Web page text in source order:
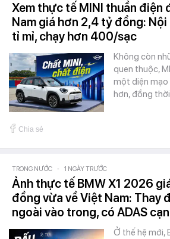
Xem thực tế MINI thuần điện
Nam giá hơn 2,4 tỷ đồng:
tỉ mỉ, chạy hơn 400/sạc
Không còn
quen thuộc,
một diện mạo
hơn, đồng
Chia sẻ
TRONG NƯỚC - 1 NGÀY TRƯỚC
Ảnh thực tế BMW X1 2026
đồng vừa về Việt Nam: Thay
ngoài vào trong, có ADAS
Ở thế hệ mới,